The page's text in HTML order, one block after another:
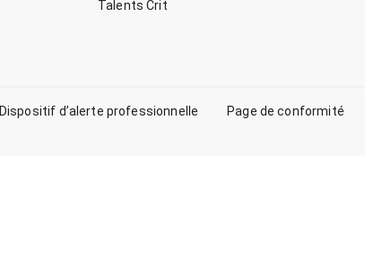
Talents Crit
Dispositif d’alerte professionnelle Page de conformité